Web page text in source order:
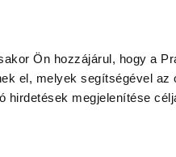
Ön hozzájárul, hogy a
el, melyek segítségével az
hirdetések megjelenítése